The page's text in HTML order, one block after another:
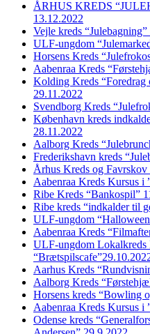
ÅRHUS KREDS
13.12.2022
Vejle kreds
ULF-ungdom
Horsens Kreds
Aabenraa Kreds
Kolding Kreds “Foredrag
29.11.2022
Svendborg Kreds
København kreds
28.11.2022
Aalborg Kreds
Frederikshavn kreds
Århus Kreds og Favrskov
Aabenraa Kreds Kursus i
Ribe Kreds “Bankospil”
Ribe kreds “indkalder til
ULF-ungdom
Aabenraa Kreds
ULF-ungdom
Aarhus Kreds
Aalborg Kreds
Horsens kreds “Bowling
Aabenraa Kreds Kursus i
Odense kreds